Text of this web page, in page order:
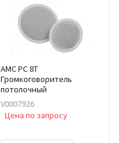
AMC PC 8T
Громкоговоритель
потолочный
V0007926
Цена по запросу